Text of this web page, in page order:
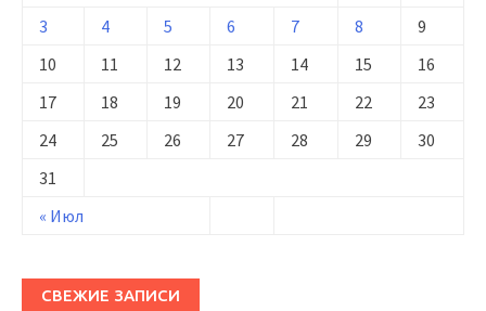
« Июл
3
4 5 6 7 8
9
10
11 12 13 14 15
16
17
18 19 20 21 22
23
24
25 26 27 28 29
30
31
СВЕЖИЕ ЗАПИСИ